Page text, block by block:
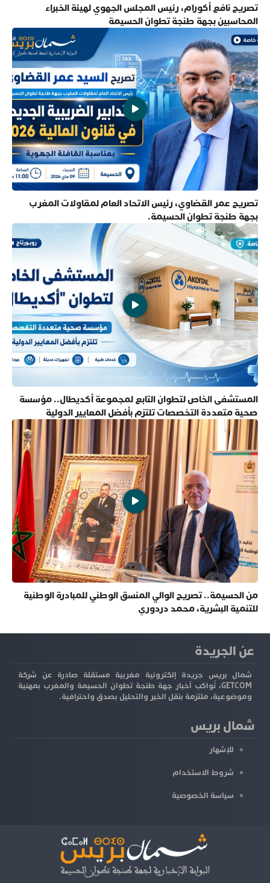
تصريح نافع أكورام، رئيس المجلس الجهوي لهيئة الخبراء
المحاسبين بجهة طنجة تطوان الحسيمة
تصريح عمر القضاوي، رئيس الاتحاد العام لمقاولات المغرب
بجهة طنجة تطوان الحسيمة.
المستشفى الخاص لتطوان التابع لمجموعة أكديطال.. مؤسسة
صحية متعددة التخصصات تلتزم بأفضل المعايير الدولية
من الحسيمة.. تصريح الوالي المنسق الوطني للمبادرة الوطنية
للتنمية البشرية، محمد دردوري
عن الجريدة
شمال بريس جريدة إلكترونية مغربية مستقلة صادرة عن شركة
GETCOM، تُواكب أخبار جهة طنجة تطوان الحسيمة والمغرب بمهنية
وموضوعية، ملتزمة بنقل الخبر والتحليل بصدق واحترافية.
شمال بريس
للإشهار
شروط الاستخدام
سياسة الخصوصية